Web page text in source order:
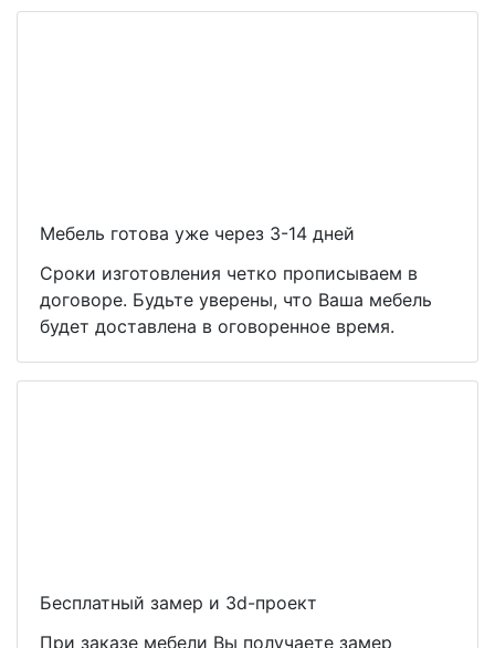
Мебель готова уже через 3-14 дней
Сроки изготовления четко прописываем в
договоре. Будьте уверены, что Ваша мебель
будет доставлена в оговоренное время.
Бесплатный замер и 3d-проект
При заказе мебели Вы получаете замер